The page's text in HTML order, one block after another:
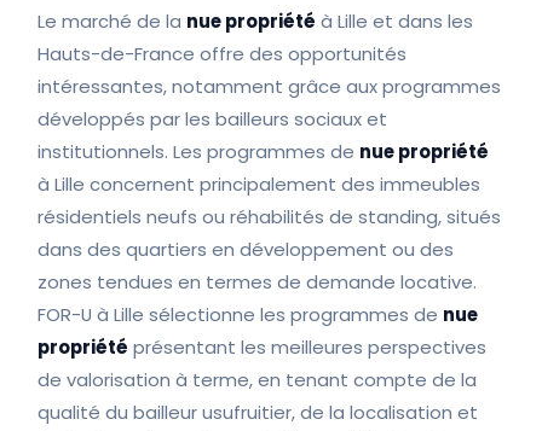
Le marché de la nue propriété à Lille et dans les
Hauts-de-France offre des opportunités
intéressantes, notamment grâce aux programmes
développés par les bailleurs sociaux et
institutionnels. Les programmes de nue propriété
à Lille concernent principalement des immeubles
résidentiels neufs ou réhabilités de standing, situés
dans des quartiers en développement ou des
zones tendues en termes de demande locative.
FOR-U à Lille sélectionne les programmes de nue
propriété présentant les meilleures perspectives
de valorisation à terme, en tenant compte de la
qualité du bailleur usufruitier, de la localisation et